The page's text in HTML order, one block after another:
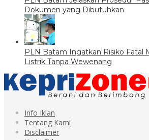
Dokumen yang Dibutuhkan
PLN Batam Ingatkan Risiko Fatal
Listrik Tanpa Wewenang
Info Iklan
Tentang Kami
Disclaimer